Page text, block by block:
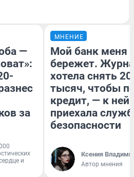
—
за
и
МНЕНИЕ
Мой банк меня
бережет.
хотела снять
тысяч, чтобы
кредит, — к
приехала
безопасности
Ксения
Автор мнения